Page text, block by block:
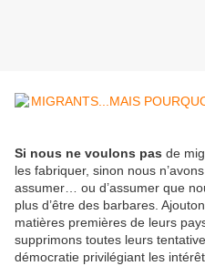
Si nous ne voulons pas de
les fabriquer, sinon nous
assumer… ou d’assumer que
plus d’être des barbares.
matières premières de leurs
supprimons toutes leurs
démocratie privilégiant les